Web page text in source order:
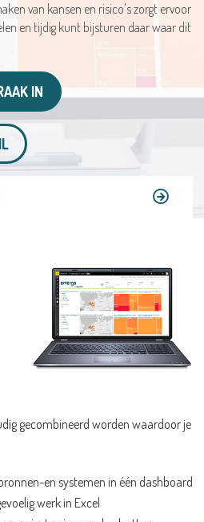
van kansen en risico's zorgt ervoor
en tijdig kunt bijsturen daar waar dit
IN
gecombineerd worden waardoor je
en systemen in één dashboard
werk in Excel